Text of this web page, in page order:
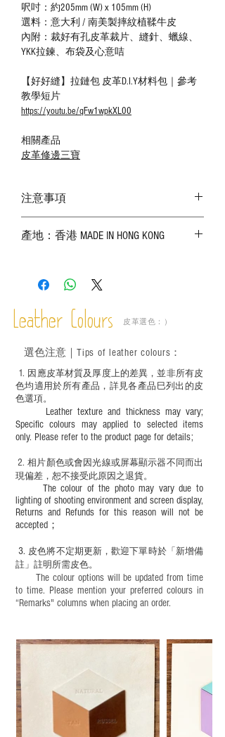
呎吋：約205mm (W) x 105mm (H)
選料：意大利 / 南美製摔紋植鞣牛皮
內附：裁好有孔皮革裁片、縫針、蠟線、
YKK拉鍊、布袋及心意咭
【好好縫】拉鏈包 皮革D.I.Y材料包｜參考
教學短片
https://youtu.be/qFw1wpkXL00
相關產品
皮革修邊三寶
注意事項
實物為準；
－ 植鞣皮革容易受環境、使用程度等產生
成後定期在皮面塗上皮革專用清潔劑及貂
鼠油等；
適合六歲以下兒童使用；六至十二歲兒童
必須由成年人陪同下使用並應小心處理。
產地：香港 MADE IN HONG KONG
Leather Colours 皮革選色：）
1. ​ 因應皮革材質及厚度上的差異，並非所有皮
色均適用於所有產品，詳見各產品巳列出的皮
色選項。
Leather texture and thickness may vary;
Specific colours may applied to selected items
only. Please refer to the product page for details;
​2.相片顏色或會因光線或屏幕顯示器不同而出
現偏差，恕不接受此原因之退貨。
The colour of the photo may vary due to
lighting of shooting environment and screen display,
Returns and Refunds for this reason will not be
accepted；
3. 皮色將不定期更新，歡迎下單時於「新增備
註」註明 所需皮色。
The colour options will be updated from time
to time. Please mention your preferred colours in
“Remarks" columns when placing an order.
選色注意｜ Tips of leather colours ：